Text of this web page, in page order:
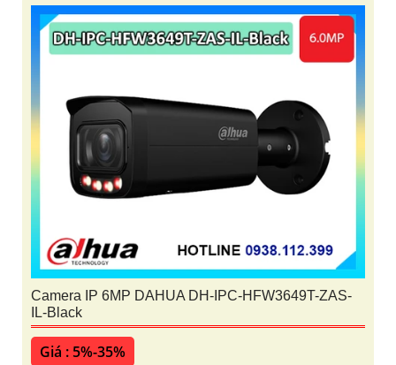
Camera IP 6MP DAHUA DH-IPC-HFW3649T-ZAS-
IL-Black
Giá : 5%-35%